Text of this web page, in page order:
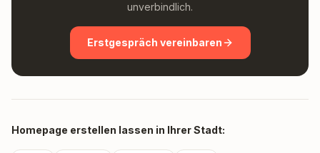
unverbindlich.
Erstgespräch vereinbaren
Homepage erstellen lassen in Ihrer Stadt: